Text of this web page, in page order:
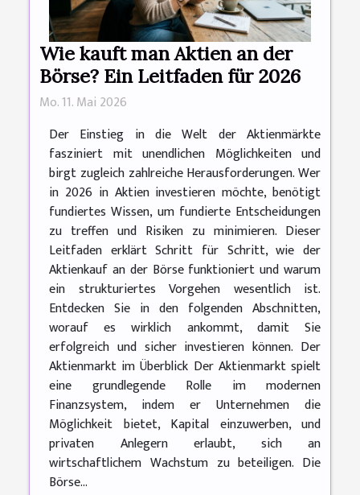
Wie kauft man Aktien an der
Börse? Ein Leitfaden für 2026
Mo. 11. Mai 2026
Der Einstieg in die Welt der Aktienmärkte
fasziniert mit unendlichen Möglichkeiten und
birgt zugleich zahlreiche Herausforderungen. Wer
in 2026 in Aktien investieren möchte, benötigt
fundiertes Wissen, um fundierte Entscheidungen
zu treffen und Risiken zu minimieren. Dieser
Leitfaden erklärt Schritt für Schritt, wie der
Aktienkauf an der Börse funktioniert und warum
ein strukturiertes Vorgehen wesentlich ist.
Entdecken Sie in den folgenden Abschnitten,
worauf es wirklich ankommt, damit Sie
erfolgreich und sicher investieren können. Der
Aktienmarkt im Überblick Der Aktienmarkt spielt
eine grundlegende Rolle im modernen
Finanzsystem, indem er Unternehmen die
Möglichkeit bietet, Kapital einzuwerben, und
privaten Anlegern erlaubt, sich an
wirtschaftlichem Wachstum zu beteiligen. Die
Börse...